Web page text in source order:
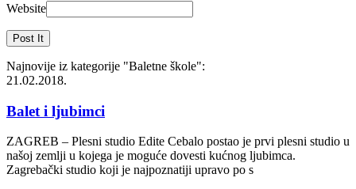
Website
Najnovije iz kategorije "Baletne škole":
21.02.2018.
Balet i ljubimci
ZAGREB – Plesni studio Edite Cebalo postao je prvi plesni studio u
našoj zemlji u kojega je moguće dovesti kućnog ljubimca.
Zagrebački studio koji je najpoznatiji upravo po s